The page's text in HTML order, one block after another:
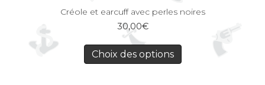
Créole et earcuff avec perles noires
30,00€
Choix des options